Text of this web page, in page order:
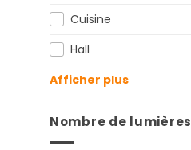
Cuisine
Hall
Afficher plus
Nombre de lumières